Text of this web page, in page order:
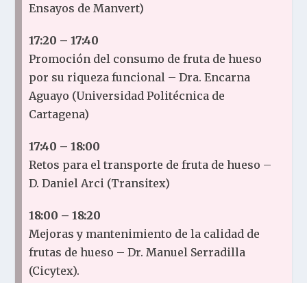
Ensayos de Manvert)
17:20 – 17:40
Promoción del consumo de fruta de hueso
por su riqueza funcional – Dra. Encarna
Aguayo (Universidad Politécnica de
Cartagena)
17:40 – 18:00
Retos para el transporte de fruta de hueso –
D. Daniel Arci (Transitex)
18:00 – 18:20
Mejoras y mantenimiento de la calidad de
frutas de hueso – Dr. Manuel Serradilla
(Cicytex).